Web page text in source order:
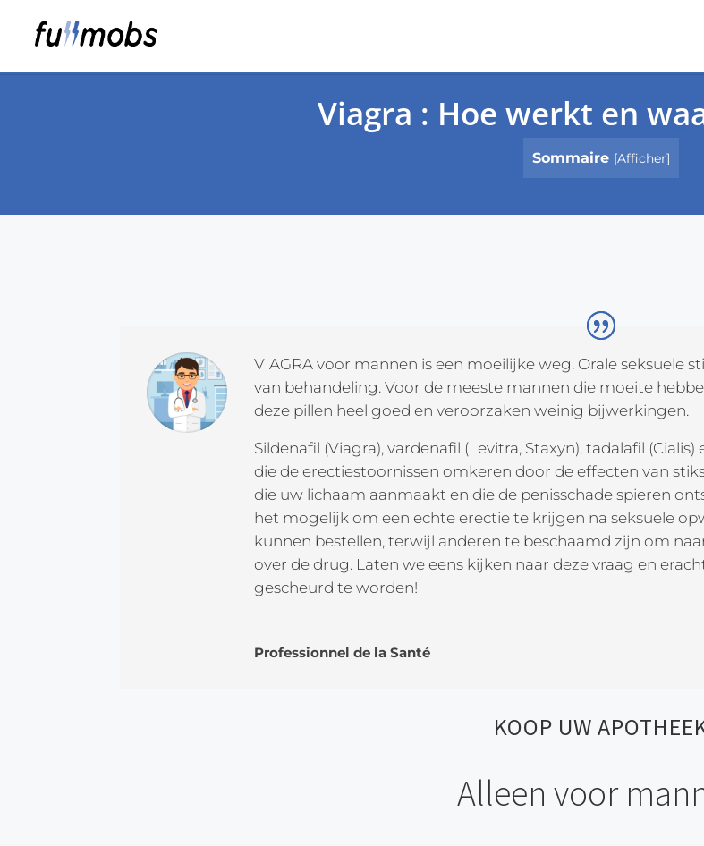
Viagra : Hoe werkt en
Sommaire [Afficher]
VIAGRA voor mannen is een moeilijke weg. Orale seksuele
van behandeling. Voor de meeste mannen die moeite
deze pillen heel goed en veroorzaken weinig bijwerkingen.
Sildenafil (Viagra), vardenafil (Levitra, Staxyn), tadalafil
die de erectiestoornissen omkeren door de effecten van
die uw lichaam aanmaakt en die de penisschade spieren
het mogelijk om een echte erectie te krijgen na seksuele
kunnen bestellen, terwijl anderen te beschaamd zijn om
over de drug. Laten we eens kijken naar deze vraag en
gescheurd te worden!
Professionnel de la Santé
KOOP UW
Alleen voor